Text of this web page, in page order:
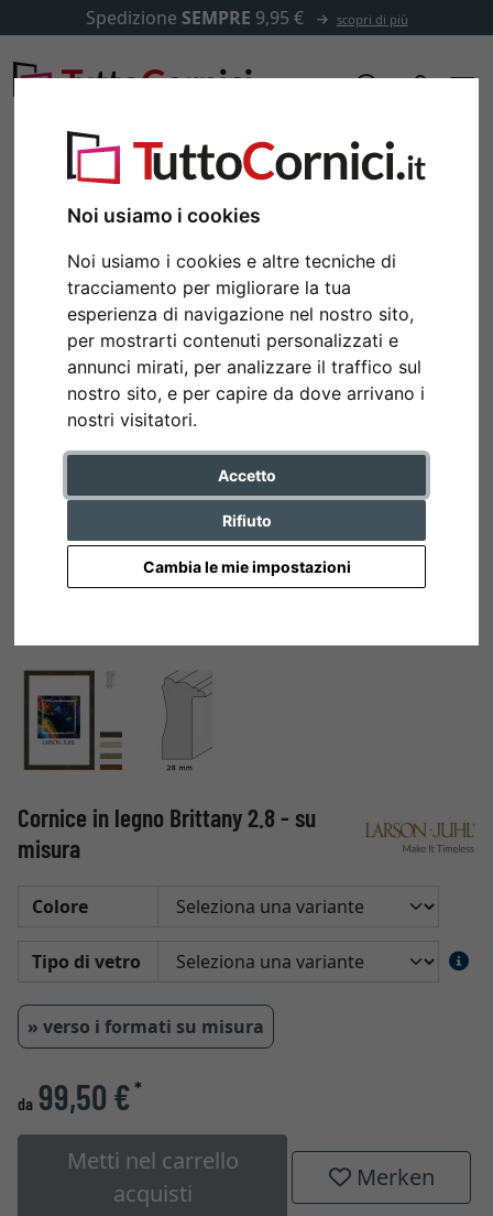
Noi usiamo i cookies
Noi usiamo i cookies e altre tecniche di
tracciamento per migliorare la tua
esperienza di navigazione nel nostro sito,
per mostrarti contenuti personalizzati e
annunci mirati, per analizzare il traffico sul
nostro sito, e per capire da dove arrivano i
nostri visitatori.
Accetto
Rifiuto
Cambia le mie impostazioni
Spedizione SEMPRE 9,95 € scopri di più
Indietro
Cornice in legno Brittany 2.8 - su
misura
Colore
Tipo di vetro
» verso i formati su misura
da 99,50 €*
Metti nel carrello
acquisti
Merken